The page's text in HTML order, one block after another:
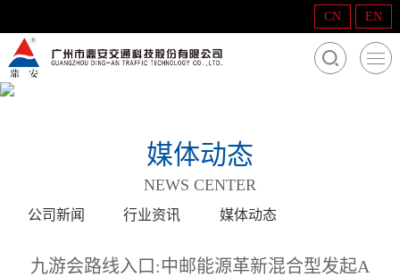
CN EN
媒体动态
NEWS CENTER
公司新闻 行业资讯 媒体动态
九游会路线入口:中邮能源革新混合型发起A